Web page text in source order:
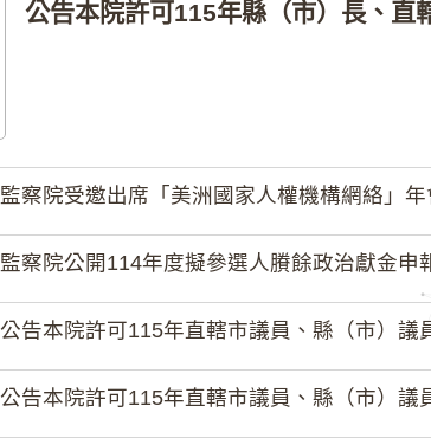
監察院受邀出席「美洲國家人權機構網絡」
監察院公開114年度擬參選人賸餘政治獻金
公告本院許可115年直轄市議員、縣（市）議員
公告本院許可115年直轄市議員、縣（市）議員